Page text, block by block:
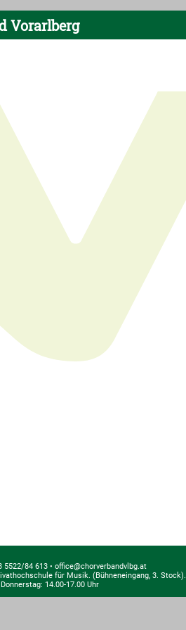
Vorarlberg
5522/84 613 • office@chorverbandvlbg.at
für Musik. (Bühneneingang, 3. Stock).
14.00-17.00 Uhr